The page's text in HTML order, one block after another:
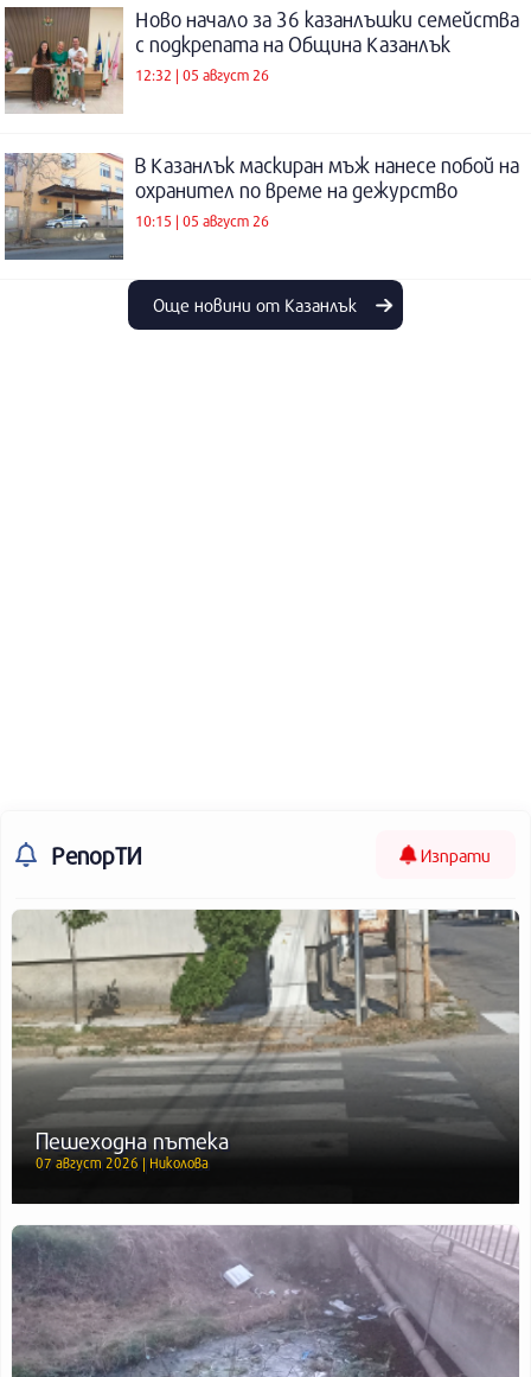
Ново начало за 36 казанлъшки семейства
с подкрепата на Община Казанлък
12:32 | 05 август 26
В Казанлък маскиран мъж нанесе побой на
охранител по време на дежурство
10:15 | 05 август 26
Още новини от Казанлък
РепорТИ Изпрати
Пешеходна пътека
07 август 2026 | Николова